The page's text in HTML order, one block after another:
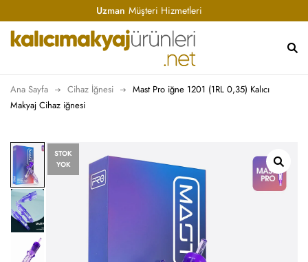
Uzman Müşteri Hizmetleri
Ana Sayfa Cihaz İğnesi
Mast Pro iğne 1201 (1RL 0,35) Kalıcı
Makyaj Cihaz iğnesi
STOK
YOK